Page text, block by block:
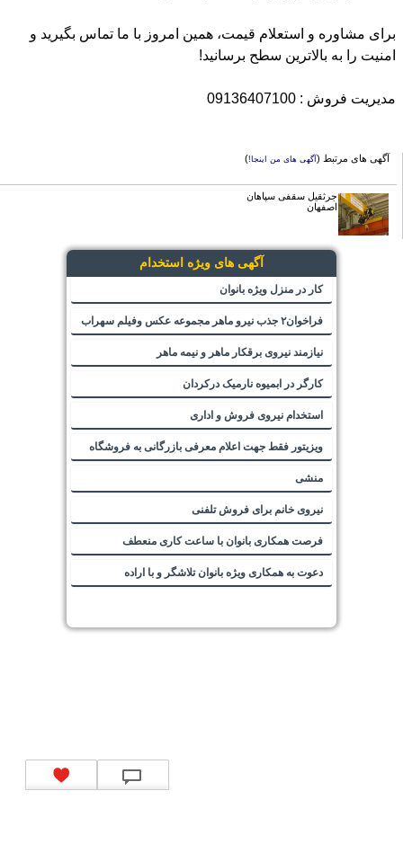
برای مشاوره و استعلام قیمت، همین امروز با ما تماس بگیرید و
امنیت را به بالاترین سطح برسانید!
مدیریت فروش : 09136407100
آگهی های مرتبط (آگهی های من اینجا!)
جرثقیل سقفی سپاهان
اصفهان
آگهی های ویژه استخدام
کار در منزل ویژه بانوان
فراخوان۲ جذب نیرو ماهر مجموعه عکس وفیلم سهراب
نیازمند نیروی برقکار ماهر و نیمه ماهر
کارگر در ابمیوه نارمیک درکردان
استخدام نیروی فروش و اداری
ویزیتور فقط جهت اعلام معرفی بازرگانی به فروشگاه
منشی
نیروی خانم برای فروش تلفنی
فرصت همکاری بانوان با ساعت کاری منعطف
دعوت به همکاری ویژه بانوان تلاشگر و با اراده